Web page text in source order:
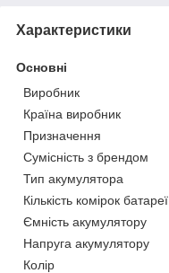
Характеристики
Основні
Виробник
Країна виробник
Призначення
Сумісність з брендом
Тип акумулятора
Кількість комірок батареї
Ємність акумулятору
Напруга акумулятору
Колір